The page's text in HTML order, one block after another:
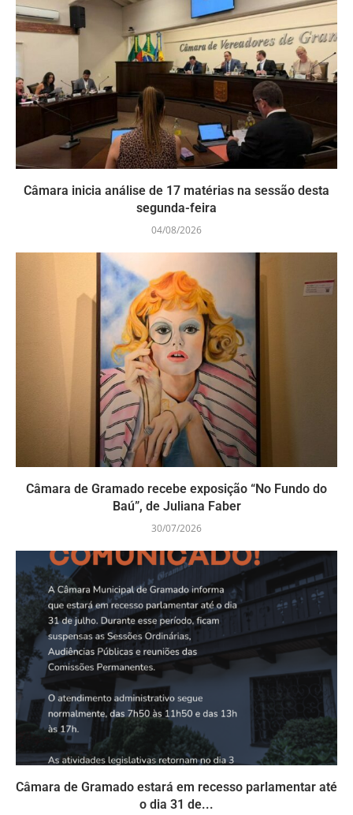
Câmara inicia análise de 17 matérias na sessão desta
segunda-feira
04/08/2026
Câmara de Gramado recebe exposição “No Fundo do
Baú”, de Juliana Faber
30/07/2026
Câmara de Gramado estará em recesso parlamentar até
o dia 31 de...